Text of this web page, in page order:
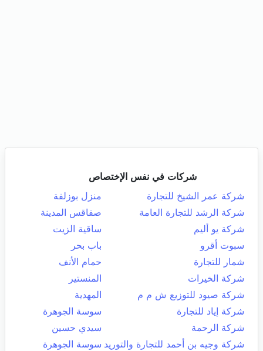
شركات في نفس الإختصاص
شركة عمر الشيخ للتجارة
منزل بوزلفة
شركة الرشد للتجارة العامة
صفاقس المدينة
شركة يو أليم
ساقية الزيت
سبوت أقرو
باب بحر
شمار للتجارة
حمام الأنف
شركة الخيرات
المنستير
شركة صيود للتوزيع ش م م
المهدية
شركة إياد للتجارة
سوسة الجوهرة
شركة الرحمة
سيدي حسين
شركة وجيه بن أحمد للتجارة والتوريد سوسة الجوهرة